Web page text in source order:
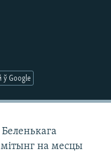
ў Google
мітынг на месцы